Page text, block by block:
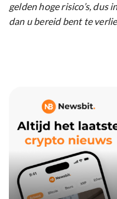
gelden hoge risico’s, dus
dan u bereid bent te